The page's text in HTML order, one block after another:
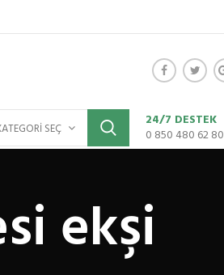
SEÇ
24/7 DESTEK
0 850 480 62 80
ekşi